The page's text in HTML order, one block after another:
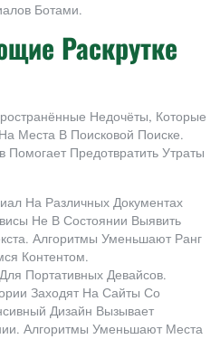
Ботами.
Раскрутке
Недочёты, Которые
Места В Поисковой Поиске.
Помогает Предотвратить Утраты
На Различных Документах
Не В Состоянии Выявить
Алгоритмы Уменьшают Ранг
Контентом.
Портативных Девайсов.
Заходят На Сайты Со
Дизайн Вызывает
Алгоритмы Уменьшают Места